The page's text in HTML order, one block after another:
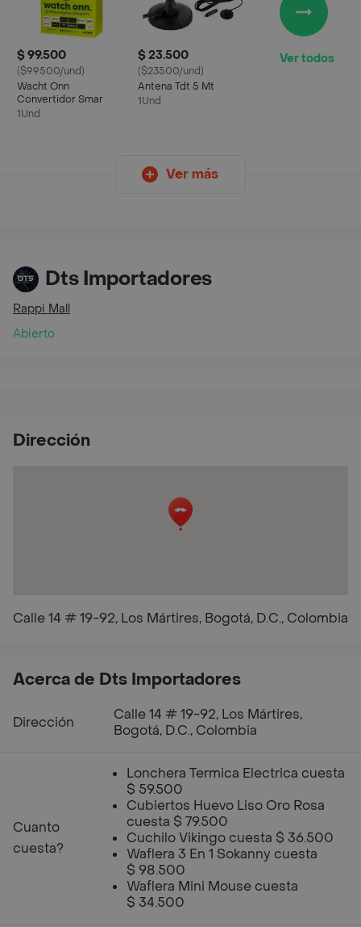
$ 99.500
($99500/und)
Wacht Onn
Convertidor Smar
1Und
$ 23.500
($23500/und)
Antena Tdt 5 Mt
1Und
Ver todos
Ver más
Dts Importadores
Rappi Mall
Abierto
Dirección
Calle 14 # 19-92, Los Mártires, Bogotá, D.C., Colombia
Acerca de Dts Importadores
Dirección
Calle 14 # 19-92, Los Mártires,
Bogotá, D.C., Colombia
Cuanto
cuesta?
Lonchera Termica Electrica cuesta
$ 59.500
Cubiertos Huevo Liso Oro Rosa
cuesta $ 79.500
Cuchilo Vikingo cuesta $ 36.500
Waflera 3 En 1 Sokanny cuesta
$ 98.500
Waflera Mini Mouse cuesta
$ 34.500